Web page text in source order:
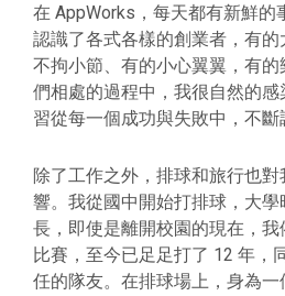
在 AppWorks，每天都有新鮮的
認識了各式各樣的創業者，有
不拘小節、有的小心翼翼，有
們相處的過程中，我很自然的
習從每一個成功與失敗中，不斷
除了工作之外，排球和旅行也
響。我從國中開始打排球，大
長，即使是離開校園的現在，
比賽，至今已足足打了 12 年，
任的隊友。在排球場上，身為